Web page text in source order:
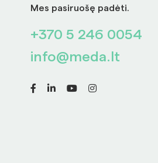
Mes pasiruošę padėti.
+370 5 246 0054
info@meda.lt